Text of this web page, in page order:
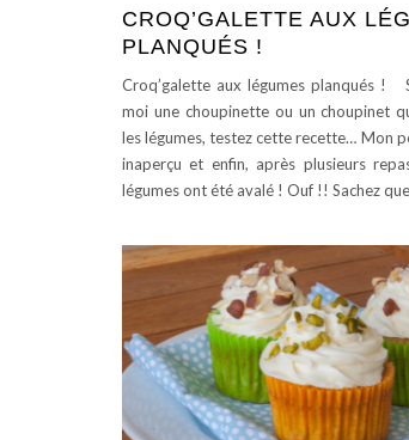
CROQ’GALETTE AUX
PLANQUÉS !
Croq’galette aux légumes planqués !
moi une choupinette ou un choupinet
les légumes, testez cette recette… Mon
inaperçu et enfin, après plusieurs
légumes ont été avalé ! Ouf !! Sachez que